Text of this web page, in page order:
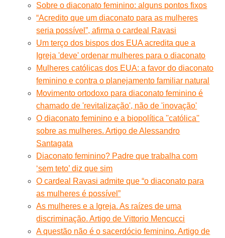
Sobre o diaconato feminino: alguns pontos fixos
“Acredito que um diaconato para as mulheres
seria possível”, afirma o cardeal Ravasi
Um terço dos bispos dos EUA acredita que a
Igreja 'deve' ordenar mulheres para o diaconato
Mulheres católicas dos EUA: a favor do diaconato
feminino e contra o planejamento familiar natural
Movimento ortodoxo para diaconato feminino é
chamado de 'revitalização', não de 'inovação'
O diaconato feminino e a biopolítica ''católica''
sobre as mulheres. Artigo de Alessandro
Santagata
Diaconato feminino? Padre que trabalha com
‘sem teto’ diz que sim
O cardeal Ravasi admite que “o diaconato para
as mulheres é possível”
As mulheres e a Igreja. As raízes de uma
discriminação. Artigo de Vittorio Mencucci
A questão não é o sacerdócio feminino. Artigo de